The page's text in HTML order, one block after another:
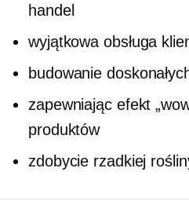
handel
wyjątkowa obsługa
budowanie
zapewniając efekt
produktów
zdobycie rzadkiej